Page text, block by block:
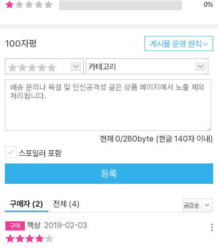
0%
100자평 게시물 운영 원칙
카테고리
현재 0/280byte (한글 140자 이내)
스포일러 포함
등록
구매자 (2) 전체 (4)
책상2019-02-03